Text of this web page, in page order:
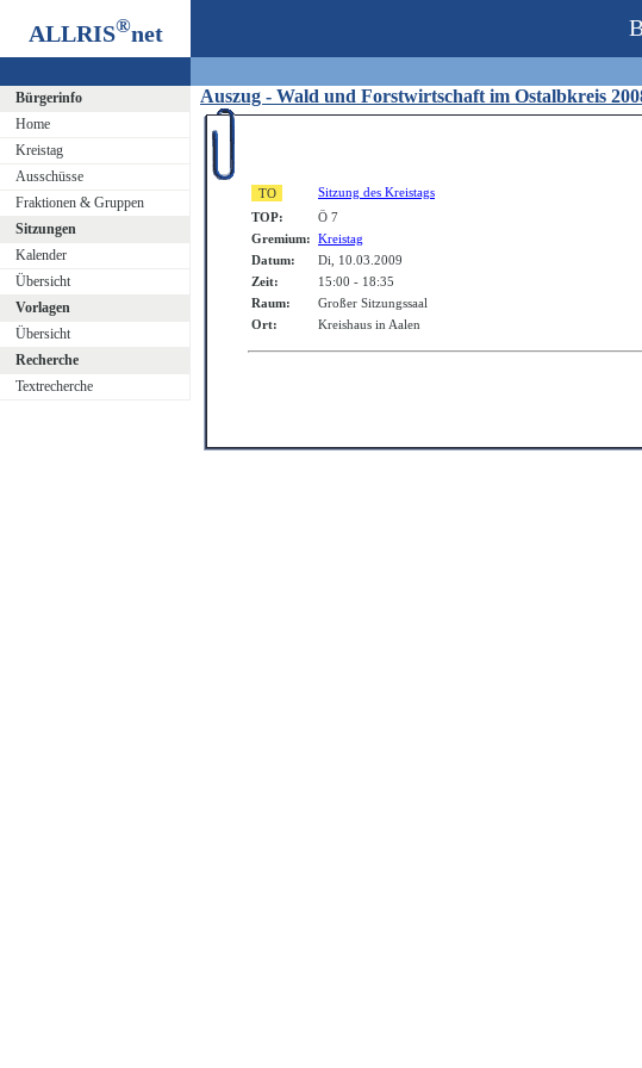
ALLRIS®net
Bürgerinfo
Home
Kreistag
Ausschüsse
Fraktionen & Gruppen
Sitzungen
Kalender
Übersicht
Vorlagen
Übersicht
Recherche
Textrecherche
Auszug - Wald und Forstwirtschaft im Ostalbkreis
Sitzung des Kreistags
TOP:
Ö 7
Gremium: Kreistag
Datum:
Di, 10.03.2009
Zeit:
15:00 - 18:35
Raum:
Großer Sitzungssaal
Ort:
Kreishaus in Aalen